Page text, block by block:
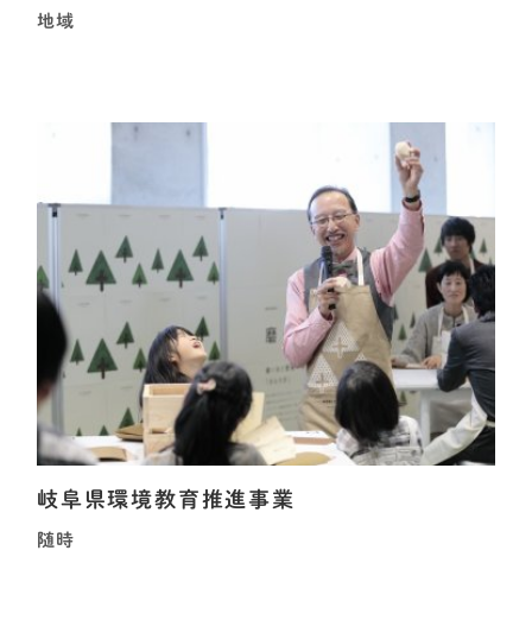
地域
岐阜県環境教育推進事業
随時